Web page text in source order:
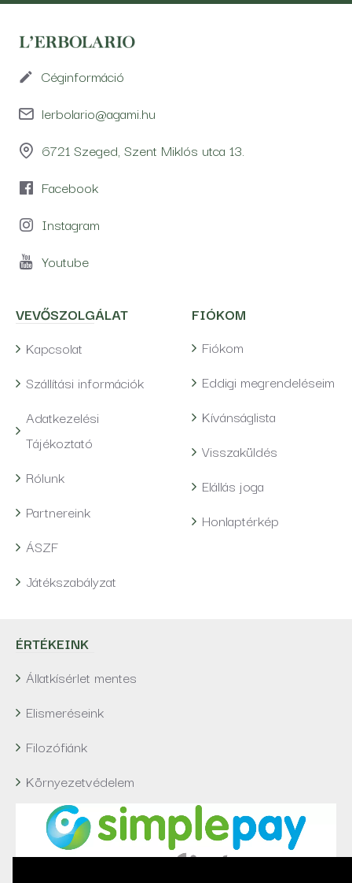
Céginformáció
lerbolario@agami.hu
6721 Szeged, Szent Miklós utca 13.
Facebook
Instagram
Youtube
VEVŐSZOLGÁLAT
Kapcsolat
Szállítási információk
Adatkezelési
Tájékoztató
Rólunk
Partnereink
ÁSZF
Játékszabályzat
FIÓKOM
Fiókom
Eddigi megrendeléseim
Kívánságlista
Visszaküldés
Elállás joga
Honlaptérkép
ÉRTÉKEINK
Állatkísérlet mentes
Elismeréseink
Filozófiánk
Környezetvédelem